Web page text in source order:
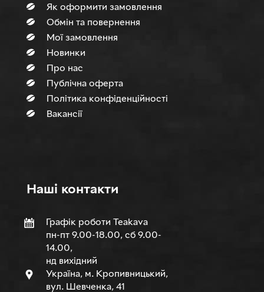
Як оформити замовлення
Обмін та повернення
Мої замовлення
Новинки
Про нас
Публічна оферта
Політика конфіденційності
Вакансії
Нашi контакти
Графік роботи Teakava
пн-пт 9.00-18.00, сб 9.00-
14.00,
нд вихідний
Україна, м. Кропивницький,
вул. Шевченка, 41